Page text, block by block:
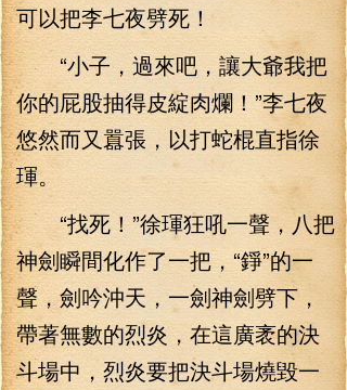
可以把李七夜劈死！
“小子，過來吧，讓大爺我把
你的屁股抽得皮綻肉爛！”李七夜
悠然而又囂張，以打蛇棍直指徐
琿。
“找死！”徐琿狂吼一聲，八把
神劍瞬間化作了一把，“錚”的一
聲，劍吟沖天，一劍神劍劈下，
帶著無數的烈炎，在這廣袤的決
斗場中，烈炎要把決斗場燒毀一